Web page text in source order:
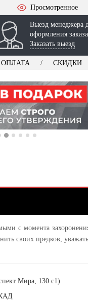
Просмотренное
Выезд менеджера
оформления заказа
Заказать выезд
ОПЛАТА СКИДКИ
с момента
своих предков,
Мира, 130 с1)